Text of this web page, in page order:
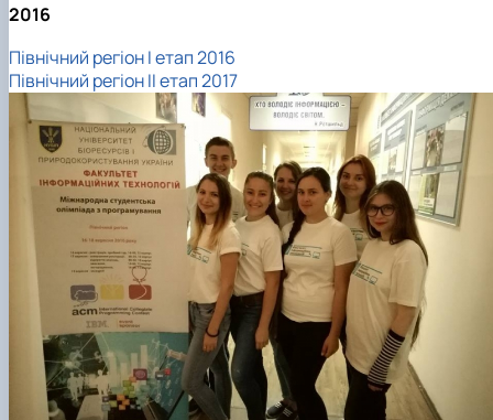
2016
Північний регіон І етап 2016
Північний регіон ІІ етап 2017